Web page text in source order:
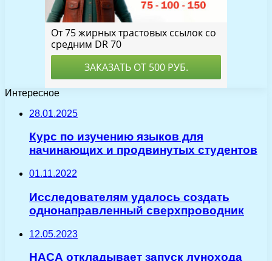
Интересное
28.01.2025
Курс по изучению языков для
начинающих и продвинутых студентов
01.11.2022
Исследователям удалось создать
однонаправленный сверхпроводник
12.05.2023
НАСА откладывает запуск лунохода